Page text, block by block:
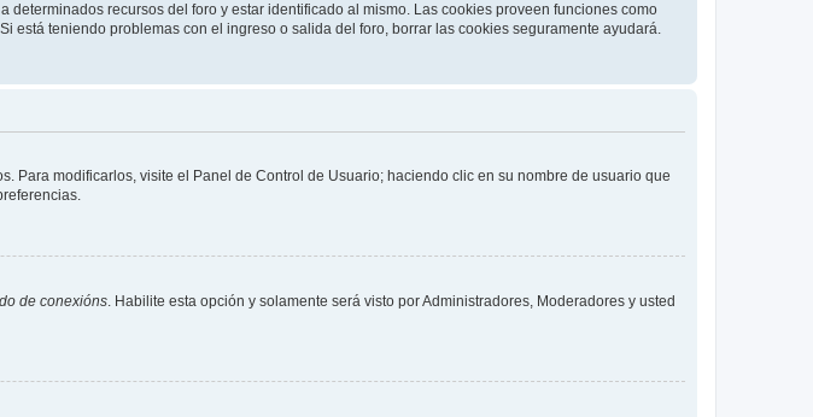
recursos del foro y estar identificado al mismo. Las cookies proveen funciones como
teniendo problemas con el ingreso o salida del foro, borrar las cookies seguramente ayudará.
Para modificarlos, visite el Panel de Control de Usuario; haciendo clic en su nombre de usuario que
de conexións. Habilite esta opción y solamente será visto por Administradores, Moderadores y usted